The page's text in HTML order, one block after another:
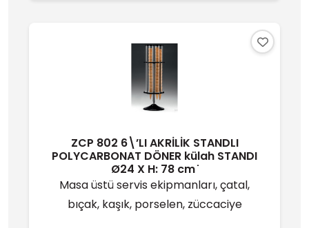
ZCP 802 6\’LI AKRİLİK STANDLI
POLYCARBONAT DÖNER külah STANDI
Ø24 X H: 78 cm ̇
Masa üstü servis ekipmanları, çatal,
bıçak, kaşık, porselen, züccaciye